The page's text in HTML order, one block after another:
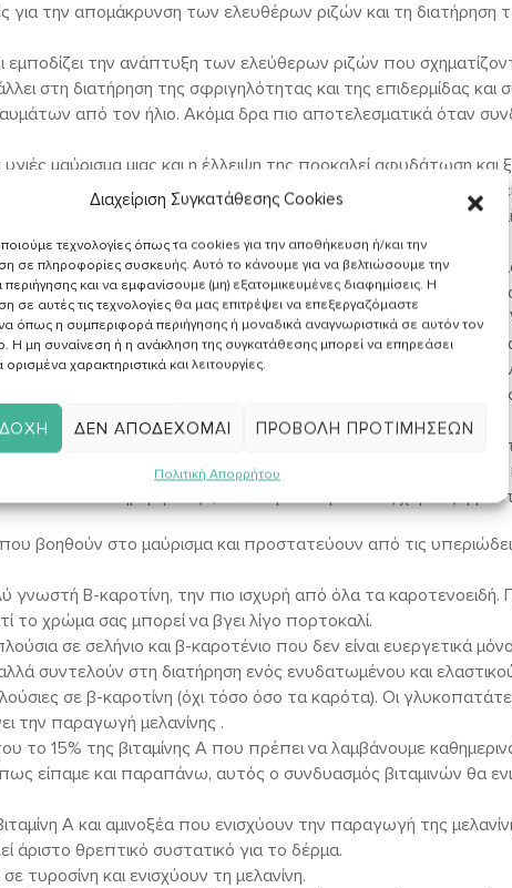
Διαχείριση Συγκατάθεσης Cookies
τεχνολογίες όπως τα cookies για την αποθήκευση ή/και την
σε πληροφορίες συσκευής. Αυτό το κάνουμε για να βελτιώσουμε την
περιήγησης και να εμφανίσουμε (μη) εξατομικευμένες διαφημίσεις. Η
σε αυτές τις τεχνολογίες θα μας επιτρέψει να επεξεργαζόμαστε
όπως η συμπεριφορά περιήγησης ή μοναδικά αναγνωριστικά σε αυτόν τον
Η μη συναίνεση ή η ανάκληση της συγκατάθεσης μπορεί να επηρεάσει
ορισμένα χαρακτηριστικά και λειτουργίες.
ΔΕΝ ΑΠΟΔΈΧΟΜΑΙ ΠΡΟΒΟΛΉ ΠΡΟΤΙΜΉΣΕΩΝ
Πολιτική Απορρήτου
για την απομάκρυνση των ελευθέρων ριζών και τη διατήρηση
εμποδίζει την ανάπτυξη των ελεύθερων ριζών που
στη διατήρηση της σφριγηλότητας και της επιδερμίδας και
από τον ήλιο. Ακόμα δρα πιο αποτελεσματικά όταν
μαύρισμα μιας και η έλλειψη της προκαλεί αφυδάτωση και
τον κίνδυνο για καρκίνο του δέρματος. Τέλος
έτσι την πρόσληψη της καταναλώνοντας συχνά σολομό,
ότι η βίο μελανίνη, το πράσινο τσάι, το τσάι του βουνού, το
αντιδρούν στα δυσμενή αποτελέσματα της UV
ενάντια στα αποτελέσματα των ακτινών UVA και
τους περιεχομένου. Η βίο μελανίνη και το πράσινο
προκαλείται στο δέρμα (αντίδραση ερυθρότητας). Η βίο
1000 φορές μεγαλύτερη δράση από τη βιταμίνη Ε στην
στην ανάπλαση των ηλιακών εγκαυμάτων και στην επούλωση
οργανισμού θα πρέπει να είναι βασικό μας μέλημακατά τους
ημερησίως 1,5-2lt νερό κ άφθονους χυμούς
βοηθούν στο μαύρισμα και προστατεύουν από τις
γνωστή Β-καροτίνη, την πιο ισχυρή από όλα τα καροτενοειδή.
το χρώμα σας μπορεί να βγει λίγο πορτοκαλί.
σε σελήνιο και β-καροτένιο που δεν είναι ευεργετικά
συντελούν στη διατήρηση ενός ενυδατωμένου και
σε β-καροτίνη (όχι τόσο όσο τα καρότα). Οι
την παραγωγή μελανίνης .
το 15% της βιταμίνης Α που πρέπει να λαμβάνουμε
είπαμε και παραπάνω, αυτός ο συνδυασμός βιταμινών θα
Α και αμινοξέα που ενισχύουν την παραγωγή της
άριστο θρεπτικό συστατικό για το δέρμα.
τυροσίνη και ενισχύουν τη μελανίνη.